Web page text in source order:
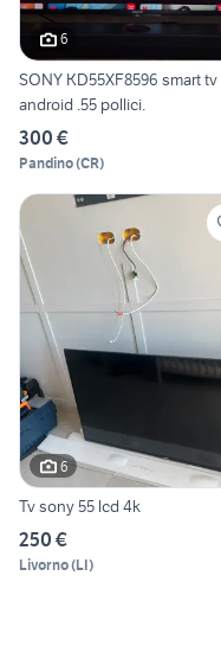
6
SONY KD55XF8596 smart tv
android .55 pollici.
300 €
Pandino(CR)
6
Tv sony 55 lcd 4k
250 €
Livorno(LI)